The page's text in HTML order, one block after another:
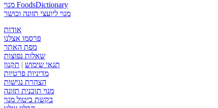
מנוי FoodsDictionary
מנוי ליועצי תזונה וכושר
אודות
פרסמו אצלנו
מפת האתר
שאלות נפוצות
תנאי שימוש | תקנון
מדיניות פרטיות
הצהרת נגישות
מנוי תוכנית תזונה
בקשת ביטול מנוי